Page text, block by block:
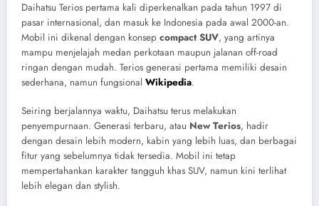
Daihatsu Terios pertama kali diperkenalkan pada tahun 1997 di
pasar internasional, dan masuk ke Indonesia pada awal 2000-an.
Mobil ini dikenal dengan konsep compact SUV, yang artinya
mampu menjelajah medan perkotaan maupun jalanan off-road
ringan dengan mudah. Terios generasi pertama memiliki desain
sederhana, namun fungsional Wikipedia.
Seiring berjalannya waktu, Daihatsu terus melakukan
penyempurnaan. Generasi terbaru, atau New Terios, hadir
dengan desain lebih modern, kabin yang lebih luas, dan berbagai
fitur yang sebelumnya tidak tersedia. Mobil ini tetap
mempertahankan karakter tangguh khas SUV, namun kini terlihat
lebih elegan dan stylish.